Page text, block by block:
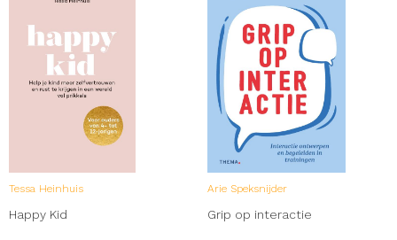
Tessa Heinhuis
Happy Kid
Arie Speksnijder
Grip op interactie